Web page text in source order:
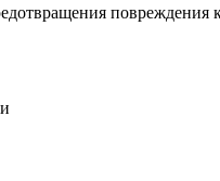
повреждения